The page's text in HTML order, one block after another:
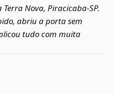
Nova, Piracicaba‑SP.
abriu a porta sem
tudo com muita